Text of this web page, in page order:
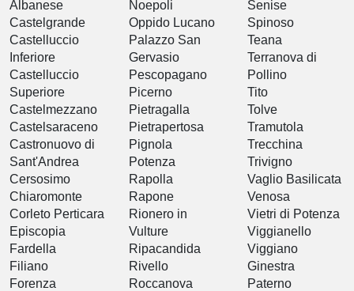
Albanese
Castelgrande
Castelluccio
Inferiore
Castelluccio
Superiore
Castelmezzano
Castelsaraceno
Castronuovo di
Sant'Andrea
Cersosimo
Chiaromonte
Corleto Perticara
Episcopia
Fardella
Filiano
Forenza
Noepoli
Oppido Lucano
Palazzo San
Gervasio
Pescopagano
Picerno
Pietragalla
Pietrapertosa
Pignola
Potenza
Rapolla
Rapone
Rionero in
Vulture
Ripacandida
Rivello
Roccanova
Senise
Spinoso
Teana
Terranova di
Pollino
Tito
Tolve
Tramutola
Trecchina
Trivigno
Vaglio Basilicata
Venosa
Vietri di Potenza
Viggianello
Viggiano
Ginestra
Paterno